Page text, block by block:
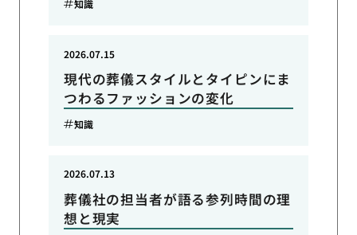
知識
現代の葬儀スタイルとタイピンにま
つわるファッションの変化
2026.07.15
知識
葬儀社の担当者が語る参列時間の理
想と現実
2026.07.13